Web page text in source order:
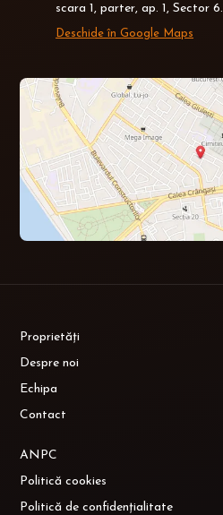
scara 1, parter, ap. 1, Sector 6.
Deschide în Google Maps
Proprietăți
Despre noi
Echipa
Contact
ANPC
Politică cookies
Politică de confidențialitate